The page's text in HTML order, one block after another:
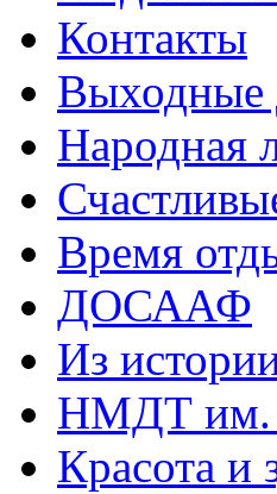
Контакты
Выходные
Народная
Время
ДОСААФ
Из
НМДТ им.
Красота и